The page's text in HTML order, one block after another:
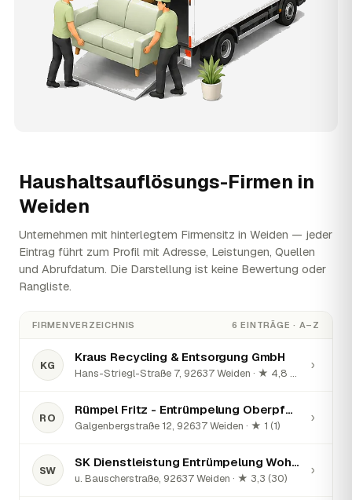
Haushaltsauflösungs-Firmen in
Weiden
Unternehmen mit hinterlegtem Firmensitz in Weiden — jeder
Eintrag führt zum Profil mit Adresse, Leistungen, Quellen
und Abrufdatum. Die Darstellung ist keine Bewertung oder
Rangliste.
FIRMENVERZEICHNIS 6 EINTRÄGE · A–Z
KG
Kraus Recycling & Entsorgung GmbH
Hans-Striegl-Straße 7, 92637 Weiden · ★ 4,8 (12)
›
RO
Rümpel Fritz - Entrümpelung Oberpfalz
Galgenbergstraße 12, 92637 Weiden · ★ 1 (1)
›
SW
SK Dienstleistung Entrümpelung Wohnungsauflösung
u. Bauscherstraße, 92637 Weiden · ★ 3,3 (30)
›